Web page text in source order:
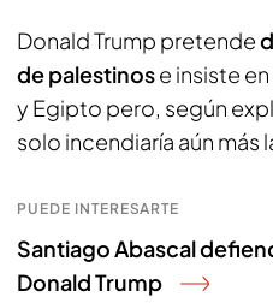
Donald Trump pretende
de palestinose insiste
y Egipto pero, según
solo incendiaría aún más
PUEDE INTERESARTE
Santiago Abascal
Donald Trump